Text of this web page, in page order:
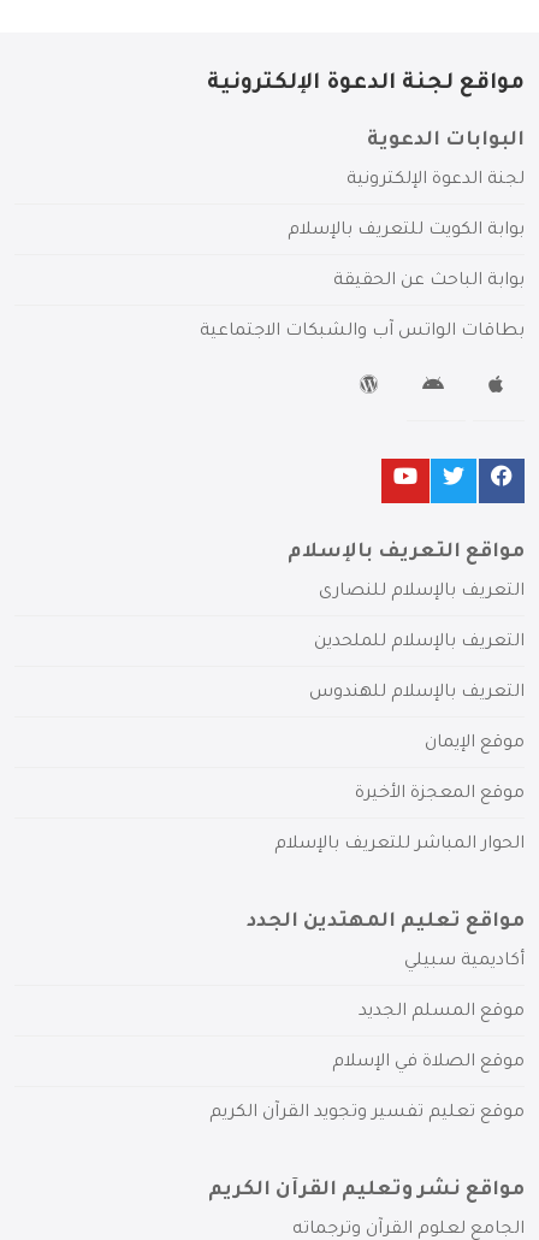
مواقع لجنة الدعوة الإلكترونية
البوابات الدعوية
لجنة الدعوة الإلكترونية
بوابة الكويت للتعريف بالإسلام
بوابة الباحث عن الحقيقة
بطاقات الواتس آب والشبكات الاجتماعية
مواقع التعريف بالإسلام
التعريف بالإسلام للنصارى
التعريف بالإسلام للملحدين
التعريف بالإسلام للهندوس
موقع الإيمان
موقع المعجزة الأخيرة
الحوار المباشر للتعريف بالإسلام
مواقع تعليم المهتدين الجدد
أكاديمية سبيلي
موقع المسلم الجديد
موقع الصلاة في الإسلام
موقع تعليم تفسير وتجويد القرآن الكريم
مواقع نشر وتعليم القرآن الكريم
الجامع لعلوم القرآن وترجماته